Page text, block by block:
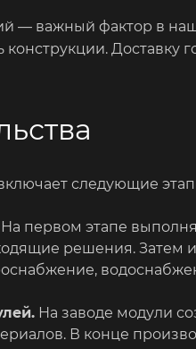
— важный фактор в
конструкции.
следующие
На первом этапе
решения.
На заводе модули
В конце